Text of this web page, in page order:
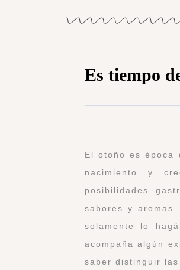
Es tiempo
El otoño es época
nacimiento y
posibilidades
sabores y
solamente lo
acompaña algún
saber distinguir las